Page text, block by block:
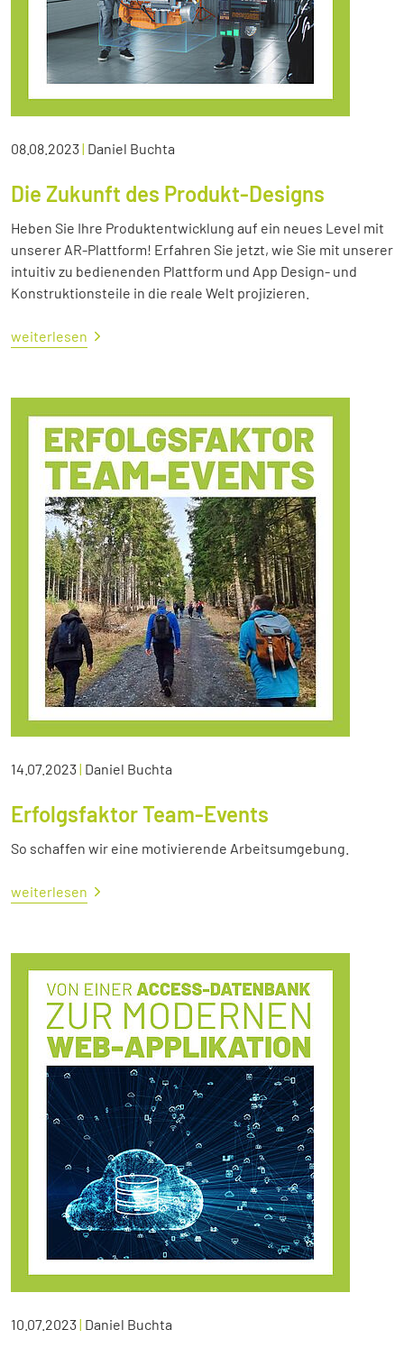
08.08.2023| Daniel Buchta
Die Zukunft des Produkt-Designs
Heben Sie Ihre Produktentwicklung auf ein neues Level mit
unserer AR-Plattform! Erfahren Sie jetzt, wie Sie mit unserer
intuitiv zu bedienenden Plattform und App Design- und
Konstruktionsteile in die reale Welt projizieren.
weiterlesen
14.07.2023| Daniel Buchta
Erfolgsfaktor Team-Events
So schaffen wir eine motivierende Arbeitsumgebung.
weiterlesen
10.07.2023| Daniel Buchta